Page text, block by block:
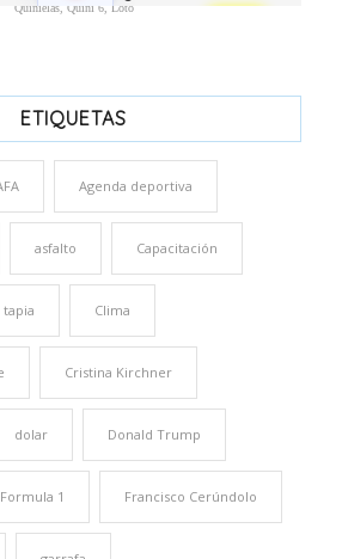
Quinielas, Quini 6, Loto
ETIQUETAS
Agenda deportiva
asfalto Capacitación
Clima
Cristina Kirchner
dolar Donald Trump
Formula 1 Francisco Cerúndolo